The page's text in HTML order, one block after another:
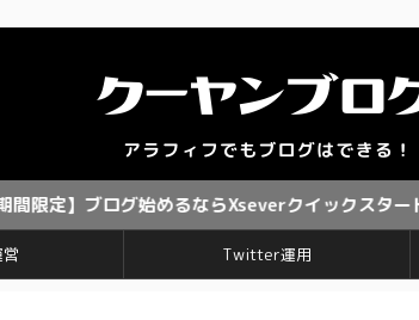
グ始めるならXseverクイックスタート 今なら
Twitter運用